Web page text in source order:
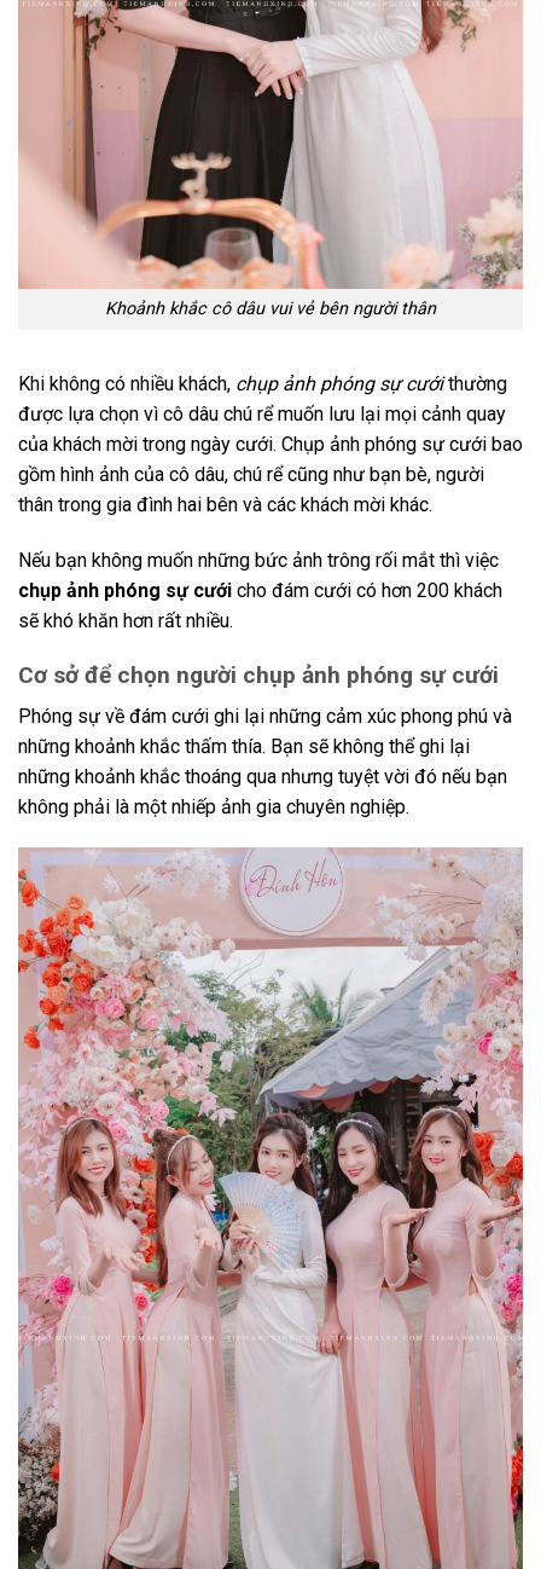
Khoảnh khắc cô dâu vui vẻ bên người thân
Khi không có nhiều khách, chụp ảnh phóng sự cướithường
được lựa chọn vì cô dâu chú rể muốn lưu lại mọi cảnh quay
của khách mời trong ngày cưới. Chụp ảnh phóng sự cưới bao
gồm hình ảnh của cô dâu, chú rể cũng như bạn bè, người
thân trong gia đình hai bên và các khách mời khác.
Nếu bạn không muốn những bức ảnh trông rối mắt thì việc
chụp ảnh phóng sự cưới cho đám cưới có hơn 200 khách
sẽ khó khăn hơn rất nhiều.
Cơ sở để chọn người chụp ảnh phóng sự cưới
Phóng sự về đám cưới ghi lại những cảm xúc phong phú và
những khoảnh khắc thấm thía. Bạn sẽ không thể ghi lại
những khoảnh khắc thoáng qua nhưng tuyệt vời đó nếu bạn
không phải là một nhiếp ảnh gia chuyên nghiệp.